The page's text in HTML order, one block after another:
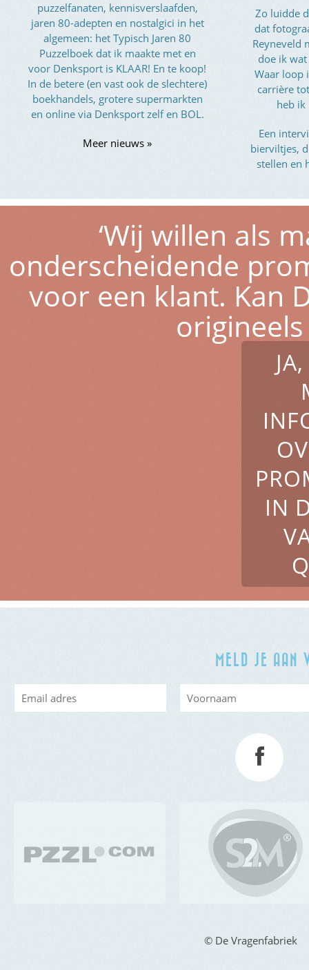
puzzelfanaten, kennisverslaafden,
jaren 80-adepten en nostalgici in het
algemeen: het Typisch Jaren 80
Puzzelboek dat ik maakte met en
voor Denksport is KLAAR! En te koop!
In de betere (en vast ook de slechtere)
boekhandels, grotere supermarkten
en online via Denksport zelf en BOL.
Meer nieuws »
Zo luidde
dat
Reyneveld
doe ik wat
Waar loop
carrière
heb ik
Een
bierviltjes,
stellen en
‘Wij willen als
onderscheidende
voor een klant. Kan
origineels
IN
MELD JE AAN
© De Vragenfabriek